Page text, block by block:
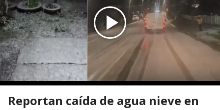
Reportan caída de agua nieve en